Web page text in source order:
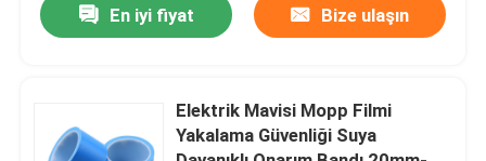
PVC Yapışkan Bant
Fiberglas Yapışkan Bant
En iyi fiyat Bize ulaşın
Elektrik Mavisi Mopp Filmi
Yakalama Güvenliği Suya